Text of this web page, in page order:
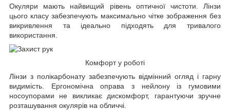
Окуляри мають найвищий рівень оптичної чистоти. Лінзи
цього класу забезпечують максимально чітке зображення без
викривлення та ідеально підходять для тривалого
використання.
Комфорт у роботі
Лінзи з полікарбонату забезпечують відмінний огляд і гарну
видимість. Ергономічна оправа з нейлону із гумовими
носоупорами не викликає дискомфорт, гарантуючи зручне
розташування окулярів на обличчі.